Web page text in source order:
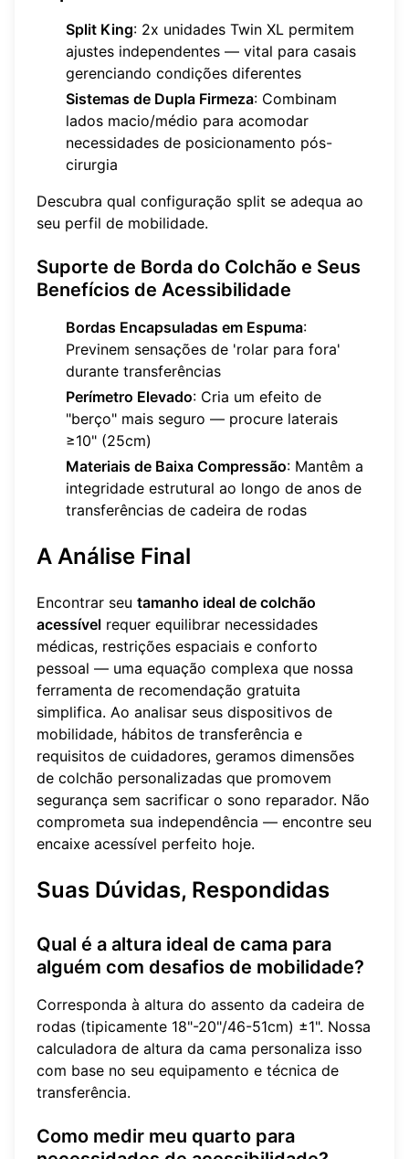
Split King: 2x unidades Twin XL permitem
ajustes independentes — vital para casais
gerenciando condições diferentes
Sistemas de Dupla Firmeza: Combinam
lados macio/médio para acomodar
necessidades de posicionamento pós-
cirurgia
Descubra qual configuração split se adequa ao
seu perfil de mobilidade.
Suporte de Borda do Colchão e Seus
Benefícios de Acessibilidade
Bordas Encapsuladas em Espuma:
Previnem sensações de 'rolar para fora'
durante transferências
Perímetro Elevado: Cria um efeito de
"berço" mais seguro — procure laterais
≥10" (25cm)
Materiais de Baixa Compressão: Mantêm a
integridade estrutural ao longo de anos de
transferências de cadeira de rodas
A Análise Final
Encontrar seu tamanho ideal de colchão
acessível requer equilibrar necessidades
médicas, restrições espaciais e conforto
pessoal — uma equação complexa que nossa
ferramenta de recomendação gratuita
simplifica. Ao analisar seus dispositivos de
mobilidade, hábitos de transferência e
requisitos de cuidadores, geramos dimensões
de colchão personalizadas que promovem
segurança sem sacrificar o sono reparador. Não
comprometa sua independência — encontre seu
encaixe acessível perfeito hoje.
Suas Dúvidas, Respondidas
Qual é a altura ideal de cama para
alguém com desafios de mobilidade?
Corresponda à altura do assento da cadeira de
rodas (tipicamente 18"-20"/46-51cm) ±1". Nossa
calculadora de altura da cama personaliza isso
com base no seu equipamento e técnica de
transferência.
Como medir meu quarto para